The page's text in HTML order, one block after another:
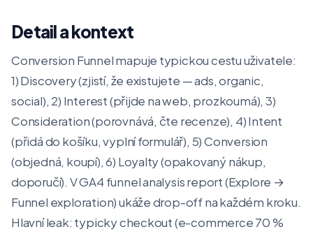
Detail a kontext
Conversion Funnel mapuje typickou cestu uživatele:
1) Discovery (zjistí, že existujete — ads, organic,
social), 2) Interest (přijde na web, prozkoumá), 3)
Consideration (porovnává, čte recenze), 4) Intent
(přidá do košíku, vyplní formulář), 5) Conversion
(objedná, koupí), 6) Loyalty (opakovaný nákup,
doporučí). V GA4 funnel analysis report (Explore →
Funnel exploration) ukáže drop-off na každém kroku.
Hlavní leak: typicky checkout (e-commerce 70 %